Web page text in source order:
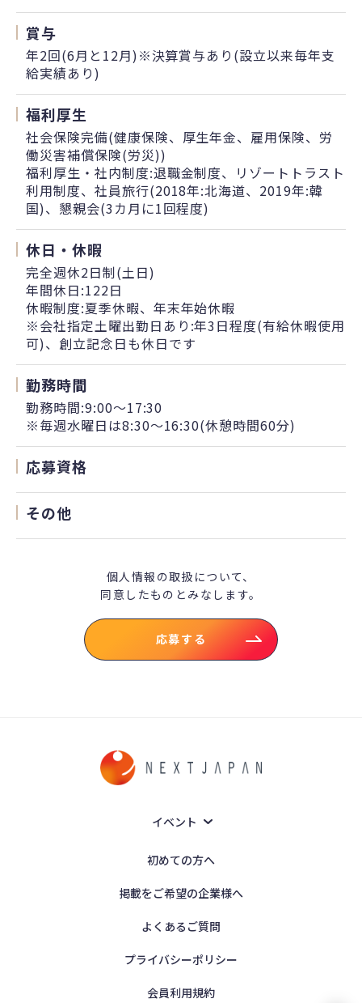
賞与
年2回(6月と12月)※決算賞与あり(設立以来毎年支
給実績あり)
福利厚生
社会保険完備(健康保険、厚生年金、雇用保険、労
働災害補償保険(労災))
福利厚生・社内制度:退職金制度、リゾートトラスト
利用制度、社員旅行(2018年:北海道、2019年:韓
国)、懇親会(3カ月に1回程度)
休日・休暇
完全週休2日制(土日)
年間休日:122日
休暇制度:夏季休暇、年末年始休暇
※会社指定土曜出勤日あり:年3日程度(有給休暇使用
可)、創立記念日も休日です
勤務時間
勤務時間:9:00～17:30
※毎週水曜日は8:30～16:30(休憩時間60分)
応募資格
その他
個人情報の取扱について、
同意したものとみなします。
応募する
イベント
初めての方へ
掲載をご希望の企業様へ
よくあるご質問
プライバシーポリシー
会員利用規約